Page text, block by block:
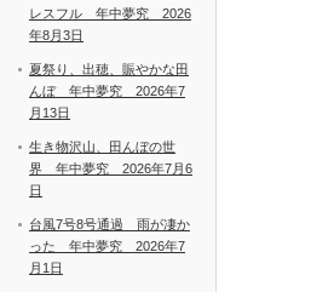
レスフル 年中夢究 2026
年8月3日
夏祭り、出穂、賑やかな田
んぼ 年中夢究 2026年7
月13日
生き物沢山、田んぼの世
界 年中夢究 2026年7月6
日
台風7号8号通過 雨が凄か
った 年中夢究 2026年7
月1日